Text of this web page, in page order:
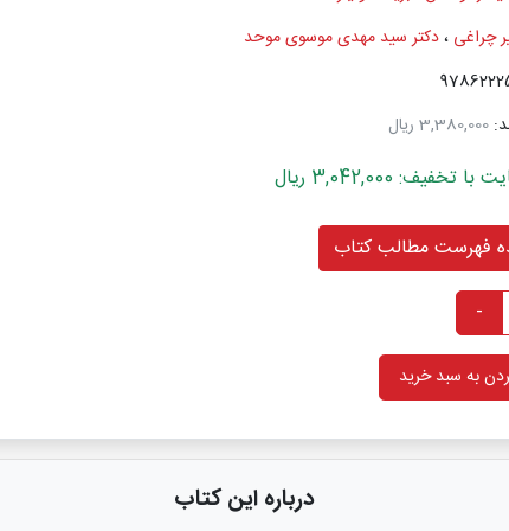
چراغی ،دکتر سید مهدی موسوی موحد
3,380,000 ریال
3,042,000 ریال
فهرست مطالب کتاب
-
به سبد خرید
درباره این کتاب